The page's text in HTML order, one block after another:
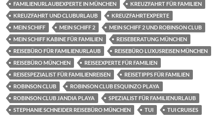
FAMILIENURLAUBEXPERTE IN MÜNCHEN
KREUZFAHRT FÜR FAMILIEN
KREUZFAHRT UND CLUBURLAUB
KREUZFAHRTEXPERTE
MEIN SCHIFF
MEIN SCHIFF 2
MEIN SCHIFF 2 UND ROBINSON CLUB
MEIN SCHIFF KABINE FÜR FAMILIEN
REISEBERATUNG MÜNCHEN
REISEBÜRO FÜR FAMILIENURLAUB
REISEBÜRO LUXUSREISEN MÜNCHEN
REISEBÜRO MÜNCHEN
REISEEXPERTE FÜR FAMILIEN
REISESPEZIALIST FÜR FAMILIENREISEN
REISETIPPS FÜR FAMILIEN
ROBINSON CLUB
ROBINSON CLUB ESQUINZO PLAYA
ROBINSON CLUB JANDIA PLAYA
SPEZIALIST FÜR FAMILIENURLAUB
STEPHANIE SCHNEIDER REISEBÜRO MÜNCHEN
TUI TUI CRUISES